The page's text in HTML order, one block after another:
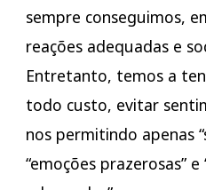
sempre conseguimos,
reações adequadas e
Entretanto, temos a
todo custo, evitar
nos permitindo apenas
“emoções prazerosas” e